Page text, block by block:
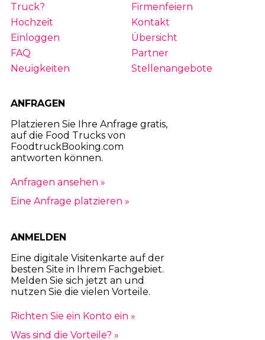
Truck?
Firmenfeiern
Hochzeit
Kontakt
Einloggen
Übersicht
FAQ
Partner
Neuigkeiten
Stellenangebote
ANFRAGEN
Platzieren Sie Ihre Anfrage gratis,
auf die Food Trucks von
FoodtruckBooking.com
antworten können.
Anfragen ansehen »
Eine Anfrage platzieren »
ANMELDEN
Eine digitale Visitenkarte auf der
besten Site in Ihrem Fachgebiet.
Melden Sie sich jetzt an und
nutzen Sie die vielen Vorteile.
Richten Sie ein Konto ein »
Was sind die Vorteile? »